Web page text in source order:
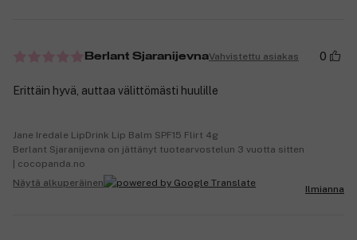
Berlant SjaranijevnaVahvistettu asiakas 0
Erittäin hyvä, auttaa välittömästi huulille
Jane Iredale LipDrink Lip Balm SPF15 Flirt 4g
Berlant Sjaranijevna on jättänyt tuotearvostelun 3 vuotta sitten
| cocopanda.no
Näytä alkuperäinen
Ilmianna